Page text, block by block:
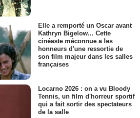
Elle a remporté un Oscar avant
Kathryn Bigelow... Cette
cinéaste méconnue a les
honneurs d'une ressortie de
son film majeur dans les salles
françaises
Locarno 2026 : on a vu Bloody
Tennis, un film d'horreur sportif
qui a fait sortir des spectateurs
de la salle